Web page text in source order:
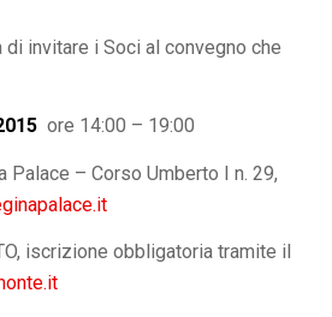
di invitare i Soci al convegno che
ore 14:00 – 19:00
Palace – Corso Umberto I n. 29,
iscrizione obbligatoria tramite il